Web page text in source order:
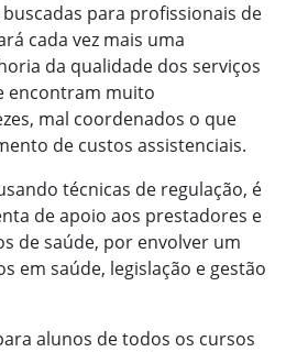
para profissionais de
cada vez mais uma
da qualidade dos serviços
encontram muito
mal coordenados o que
de custos assistenciais.
técnicas de regulação, é
de apoio aos prestadores e
de saúde, por envolver um
em saúde, legislação e gestão
alunos de todos os cursos